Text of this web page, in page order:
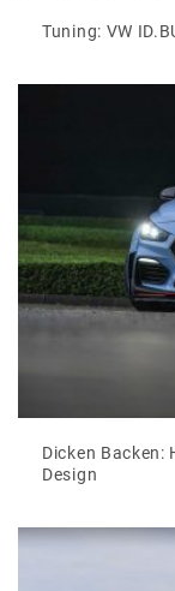
Tuning: VW
Dicken
Design